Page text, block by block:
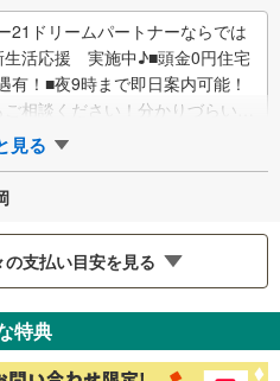
ドリームパートナーならでは
活応援 実施中♪■頭金0円住宅
有！■夜9時まで即日案内可能！
相談ください！分かりづらい不
様が安心して進めら…
見る
支払い目安を見る
％
特典